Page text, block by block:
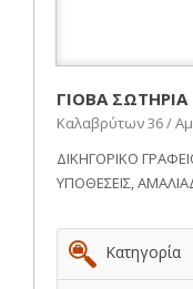
ΓΙΟΒΑ ΣΩΤΗΡΙΑ
Καλαβρύτων 36 /
ΔΙΚΗΓΟΡΙΚΟ
ΥΠΟΘΕΣΕΙΣ,
Κατηγορία